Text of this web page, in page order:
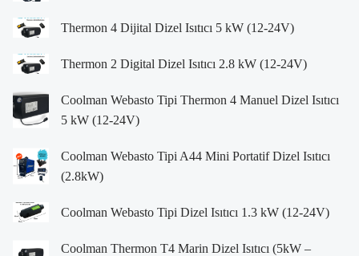
Thermon 4 Dijital Dizel Isıtıcı 5 kW (12-24V)
Thermon 2 Digital Dizel Isıtıcı 2.8 kW (12-24V)
Coolman Webasto Tipi Thermon 4 Manuel Dizel Isıtıcı
5 kW (12-24V)
Coolman Webasto Tipi A44 Mini Portatif Dizel Isıtıcı
(2.8kW)
Coolman Webasto Tipi Dizel Isıtıcı 1.3 kW (12-24V)
Coolman Thermon T4 Marin Dizel Isıtıcı (5kW –